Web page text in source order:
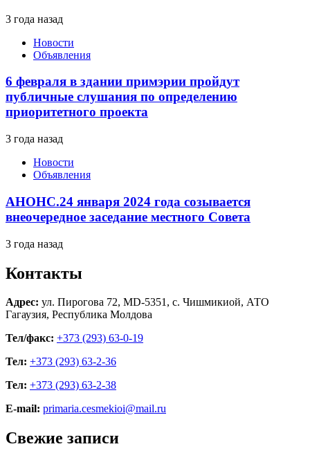
3 года назад
Новости
Объявления
6 февраля в здании примэрии пройдут
публичные слушания по определению
приоритетного проекта
3 года назад
Новости
Объявления
АНОНС.24 января 2024 года созывается
внеочередное заседание местного Совета
3 года назад
Контакты
Адрес: ул. Пирогова 72, MD-5351, с. Чишмикиой, АТО
Гагаузия, Республика Молдова
Тел/факс: +373 (293) 63-0-19
Тел: +373 (293) 63-2-36
Тел: +373 (293) 63-2-38
E-mail: primaria.cesmekioi@mail.ru
Свежие записи